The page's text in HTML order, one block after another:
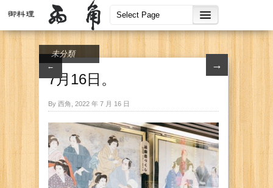
← →
未分類
7月16日。
By 西角, 2022 年 7 月 16 日